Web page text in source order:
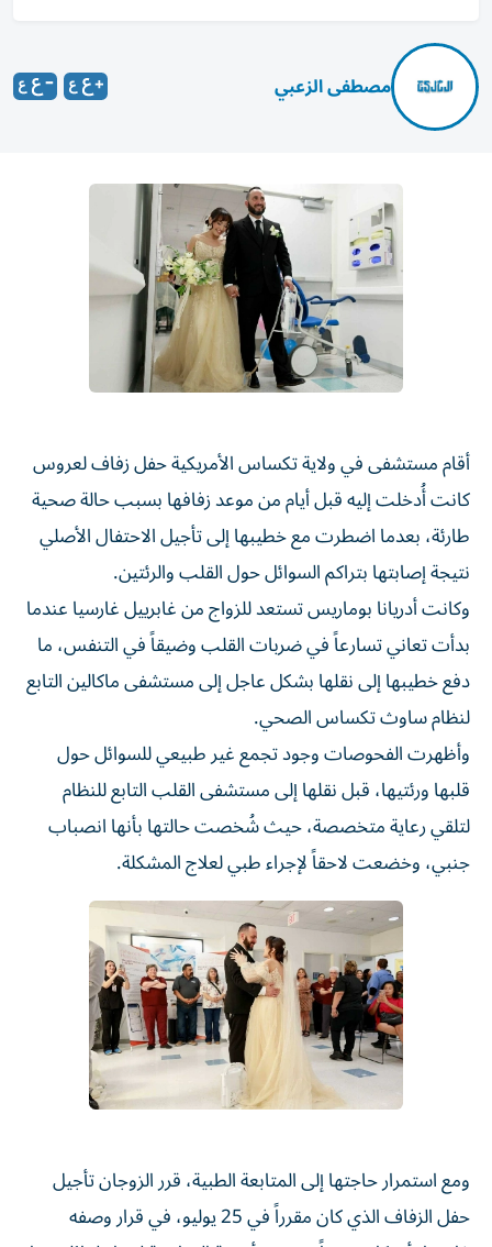
مصطفى الزعبي
أقام مستشفى في ولاية تكساس الأمريكية حفل زفاف لعروس
كانت أُدخلت إليه قبل أيام من موعد زفافها بسبب حالة صحية
طارئة، بعدما اضطرت مع خطيبها إلى تأجيل الاحتفال الأصلي
نتيجة إصابتها بتراكم السوائل حول القلب والرئتين.
وكانت أدريانا بوماريس تستعد للزواج من غابرييل غارسيا عندما
بدأت تعاني تسارعاً في ضربات القلب وضيقاً في التنفس، ما
دفع خطيبها إلى نقلها بشكل عاجل إلى مستشفى ماكالين التابع
لنظام ساوث تكساس الصحي.
وأظهرت الفحوصات وجود تجمع غير طبيعي للسوائل حول
قلبها ورئتيها، قبل نقلها إلى مستشفى القلب التابع للنظام
لتلقي رعاية متخصصة، حيث شُخصت حالتها بأنها انصباب
جنبي، وخضعت لاحقاً لإجراء طبي لعلاج المشكلة.
ومع استمرار حاجتها إلى المتابعة الطبية، قرر الزوجان تأجيل
حفل الزفاف الذي كان مقرراً في 25 يوليو، في قرار وصفه